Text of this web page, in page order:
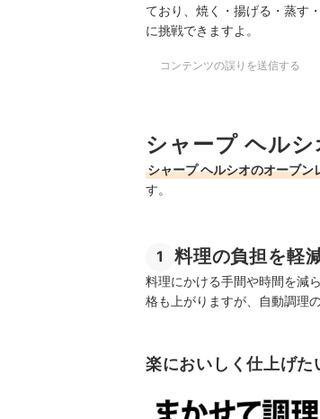
ており、焼く・揚げる・蒸す
に挑戦できますよ。
コンテンツの誤りを送信する
シャープ ヘル
シャープ ヘルシオのオーブ
す。
1 料理の負担を軽
料理にかける手間や時間を減
格も上がりますが、自動調理
楽においしく仕上げ